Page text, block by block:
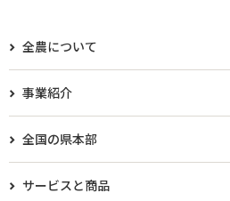
全農について
事業紹介
全国の県本部
サービスと商品